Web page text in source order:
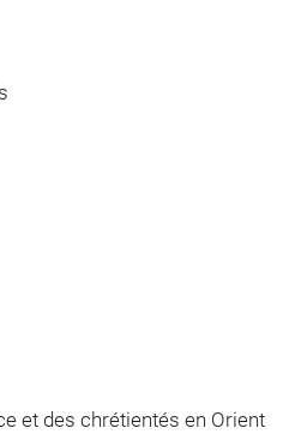
et des chrétientés en Orient